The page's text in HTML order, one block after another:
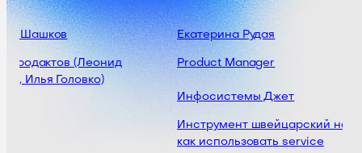
Шашков
продактов (Леонид
Илья Головко)
Екатерина Рудая
Product Manager
Инфосистемы Джет
Инструмент швейцарский нож –
как использовать service